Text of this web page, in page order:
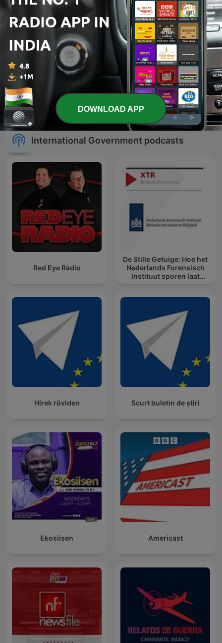
U.S. Supreme Court
Opinion Announcements
International Government podcasts
Red Eye Radio
De Stille Getuige: Hoe het
Nederlands Forensisch
Instituut sporen laat
Hírek röviden Scurt buletin de știri
Ekosiisen Americast
DOWNLOAD APP